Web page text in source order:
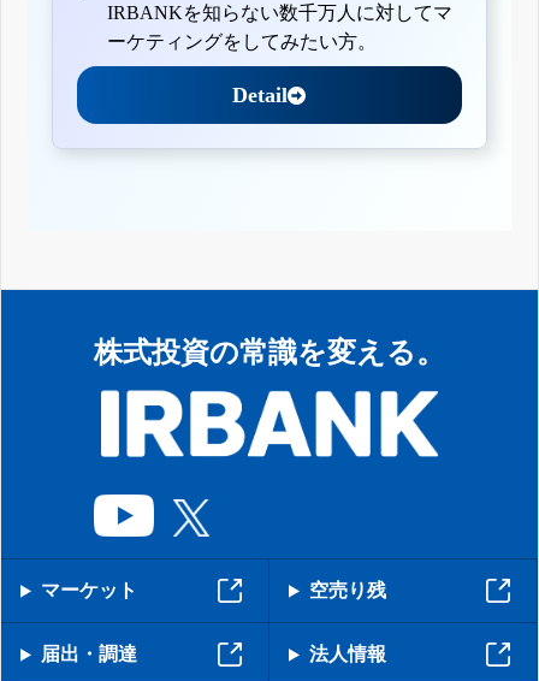
IRBANKを知らない数千万人に対してマ
ーケティングをしてみたい方。
Detail
株式投資の常識を変える。
マーケット 空売り残
届出・調達 法人情報